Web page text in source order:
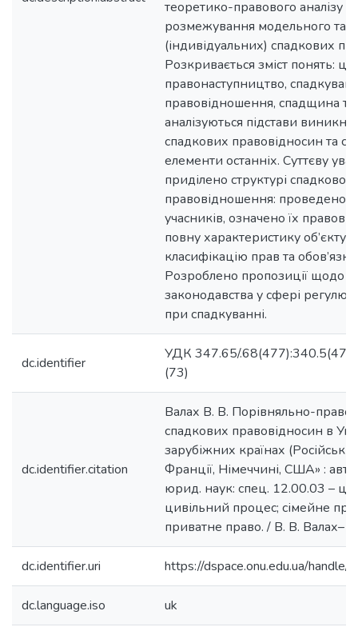
теоретико-правового аналізу
розмежування модельного та
(індивідуальних) спадкових
Розкривається зміст понять:
правонаступництво,
правовідношення, спадщина та
аналізуються підстави
спадкових правовідносин та
елементи останніх. Суттєву
приділено структурі спадкового
правовідношення: проведено
учасників, означено їх
повну характеристику об’єкту
класифікацію прав та
Розроблено пропозиції щодо
законодавства у сфері
при спадкуванні.
dc.identifier
УДК 347.65/
(73)
dc.identifier.citation
Валах В. В. Порівняльно-
спадкових правовідносин в
зарубіжних країнах
Франції, Німеччині, США» :
юрид. наук: спец. 12.00.03 –
цивільний процес; сімейне
приватне право. / В. В. Валах–
dc.identifier.uri https://dspace.onu.edu.ua/
dc.language.iso uk